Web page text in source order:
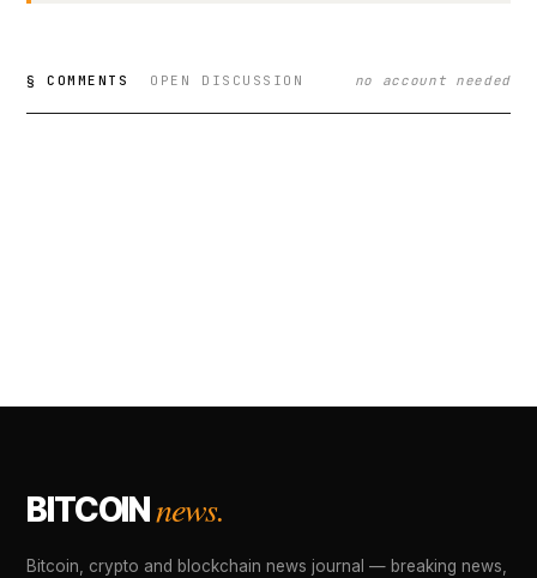
§ COMMENTS OPEN DISCUSSION no account needed
BITCOINnews.
Bitcoin, crypto and blockchain news journal — breaking news,